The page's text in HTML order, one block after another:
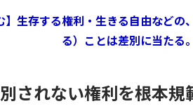
】生存する権利・生きる自由など
る）ことは差別に当たる
されない権利を根本規